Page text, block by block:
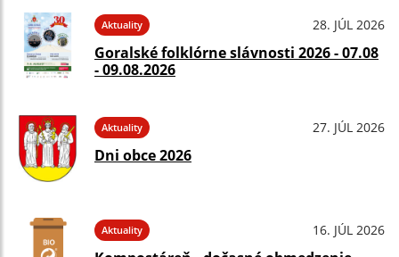
Aktuality 28. JÚL 2026
Goralské folklórne slávnosti 2026 - 07.08
- 09.08.2026
Aktuality 27. JÚL 2026
Dni obce 2026
Aktuality 16. JÚL 2026